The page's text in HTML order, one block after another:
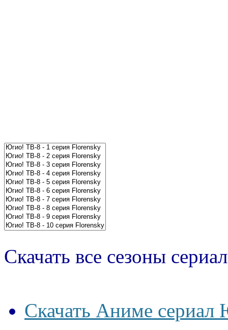
Скачать все сезоны
Скачать Аниме сериал